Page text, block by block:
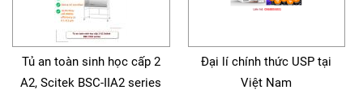
Tủ an toàn sinh học cấp 2
A2, Scitek BSC-IIA2 series
Đại lí chính thức USP tại
Việt Nam